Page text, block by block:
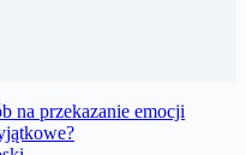
na przekazanie emocji